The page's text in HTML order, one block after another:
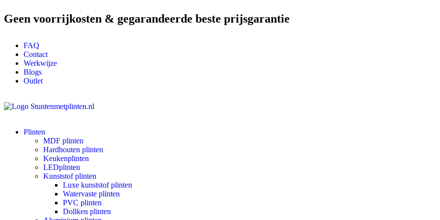
Geen voorrijkosten & gegarandeerde beste prijsgarantie
FAQ
Contact
Werkwijze
Blogs
Outlet
Plinten
MDF plinten
Hardhouten plinten
Keukenplinten
LEDplinten
Kunststof plinten
Luxe kunststof plinten
Watervaste plinten
PVC plinten
Dollken plinten